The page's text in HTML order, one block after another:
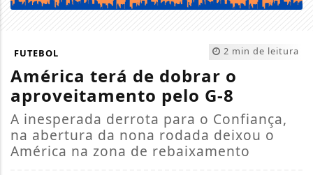
2 min de leitura
FUTEBOL
América terá de dobrar o
aproveitamento pelo G-8
A inesperada derrota para o Confiança,
na abertura da nona rodada deixou o
América na zona de rebaixamento